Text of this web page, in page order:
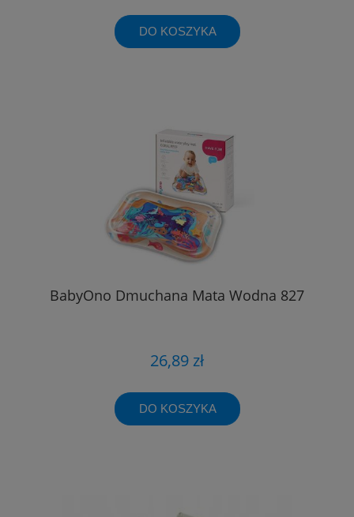
DO KOSZYKA
BabyOno Dmuchana Mata Wodna 827
26,89 zł
DO KOSZYKA